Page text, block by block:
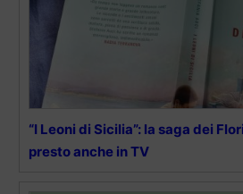
“I Leoni di Sicilia”: la saga dei
presto anche in TV